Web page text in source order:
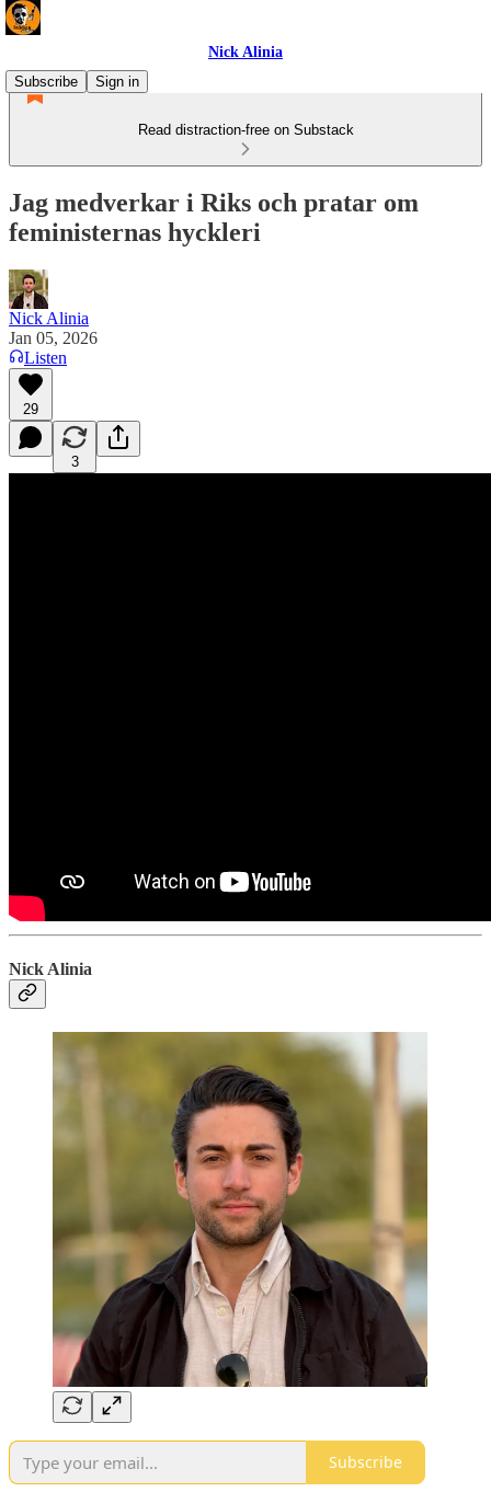
Nick Alinia
Subscribe
Sign in
Read distraction-free on Substack
Jag medverkar i Riks och pratar om
feministernas hyckleri
Nick Alinia
Jan 05, 2026
Listen
29
3
Nick Alinia
Subscribe